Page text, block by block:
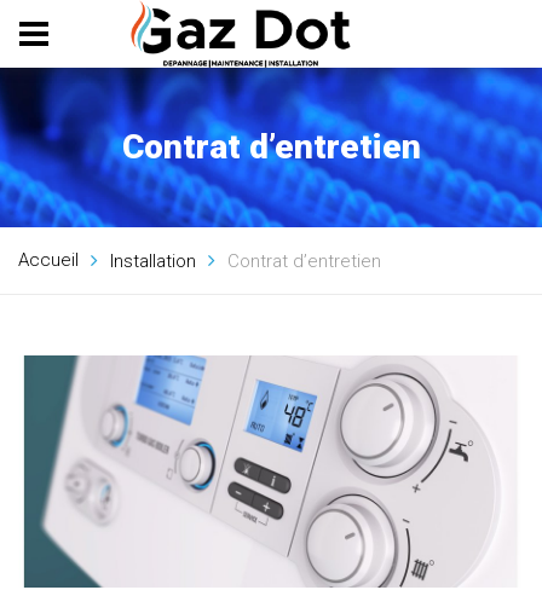
Panneau de gestion des cookies
Contrat d’entretien
Accueil Installation Contrat d’entretien